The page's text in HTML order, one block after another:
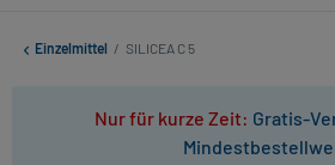
Einzelmittel / SILICEA C 5
Nur für kurze Zeit: Gratis-